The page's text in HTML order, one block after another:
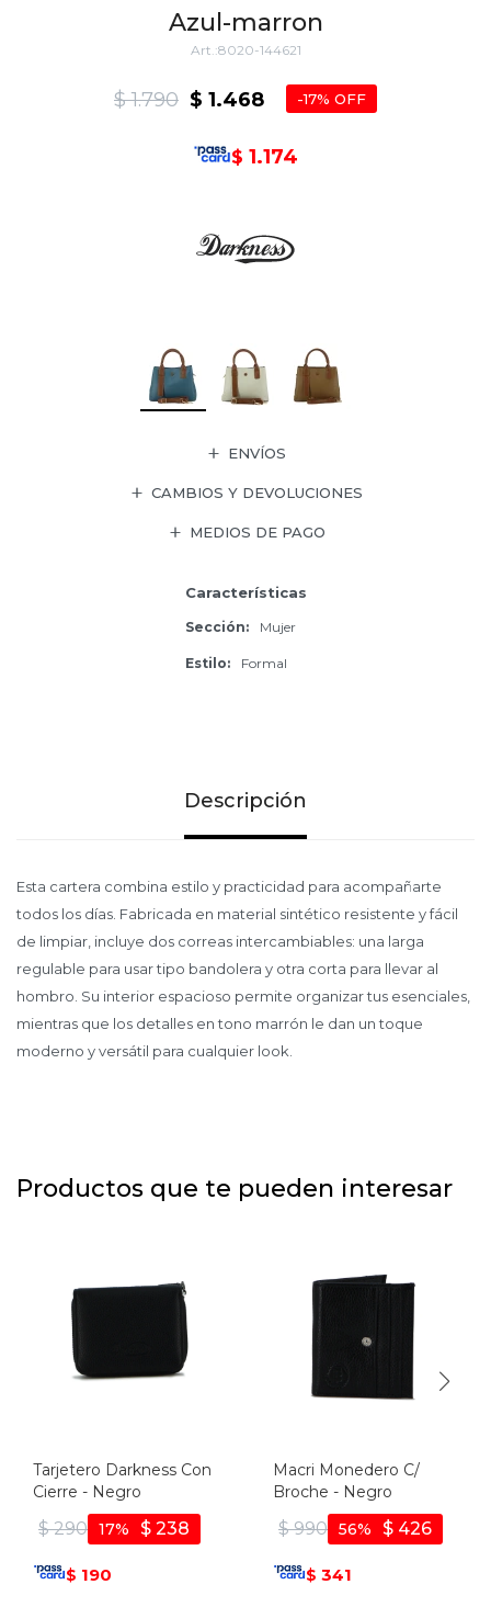
Azul-marron
8020-144621
$ 1.468
$ 1.790 17
$ 1.174
ENVÍOS
CAMBIOS Y DEVOLUCIONES
MEDIOS DE PAGO
Características
Sección Mujer
Estilo Formal
Descripción
Esta cartera combina estilo y practicidad para acompañarte
todos los días. Fabricada en material sintético resistente y fácil
de limpiar, incluye dos correas intercambiables: una larga
regulable para usar tipo bandolera y otra corta para llevar al
hombro. Su interior espacioso permite organizar tus esenciales,
mientras que los detalles en tono marrón le dan un toque
moderno y versátil para cualquier look.
Productos que te pueden interesar
Tarjetero Darkness Con
Cierre - Negro
$ 290 $ 238
17
$ 190
Macri Monedero C/
Broche - Negro
$ 990 $ 426
56
$ 341